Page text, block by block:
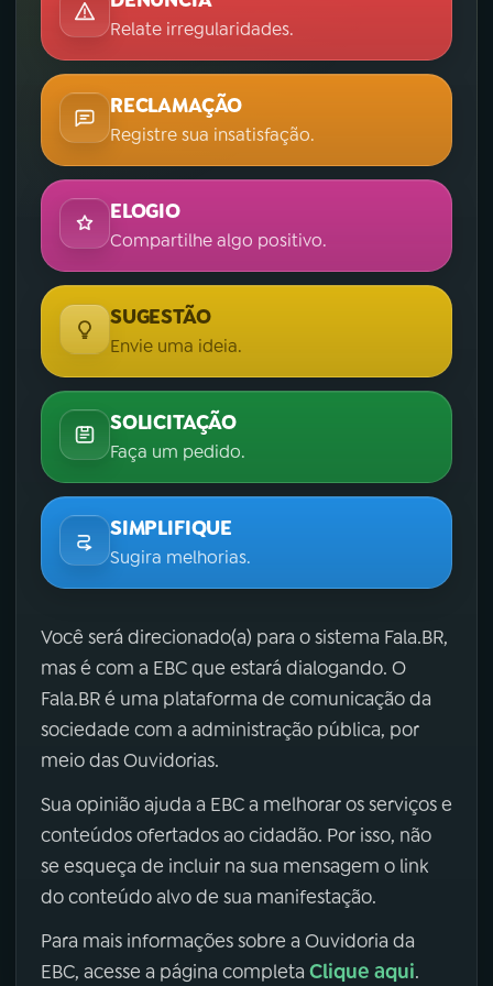
Relate irregularidades.
RECLAMAÇÃO
Registre sua insatisfação.
ELOGIO
Compartilhe algo positivo.
SUGESTÃO
Envie uma ideia.
SOLICITAÇÃO
Faça um pedido.
SIMPLIFIQUE
Sugira melhorias.
Você será direcionado(a) para o sistema Fala.BR,
mas é com a EBC que estará dialogando. O
Fala.BR é uma plataforma de comunicação da
sociedade com a administração pública, por
meio das Ouvidorias.
Sua opinião ajuda a EBC a melhorar os serviços e
conteúdos ofertados ao cidadão. Por isso, não
se esqueça de incluir na sua mensagem o link
do conteúdo alvo de sua manifestação.
Para mais informações sobre a Ouvidoria da
EBC, acesse a página completa Clique aqui.